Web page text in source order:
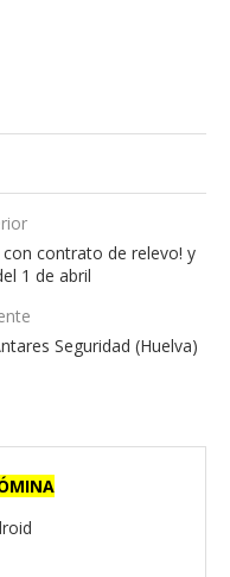
con contrato de relevo! y
1 de abril
Seguridad (Huelva)